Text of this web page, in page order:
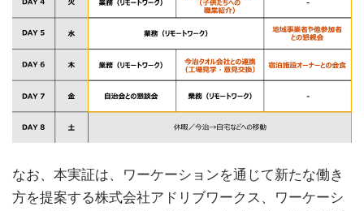
なお、本実証は、ワーケーションを通じて新たな働き
方を提案する株式会社アドリブワークス、ワーケーシ